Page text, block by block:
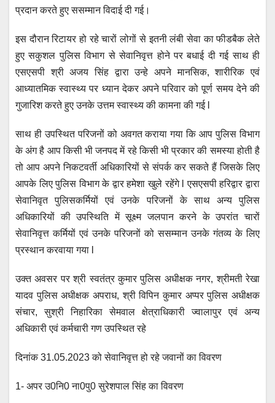
प्रदान करते हुए ससम्मान विदाई दी गई।
इस दौरान रिटायर हो रहे चारों लोगों से इतनी लंबी सेवा का फीडबैक लेते
हुए सकुशल पुलिस विभाग से सेवानिवृत्त होने पर बधाई दी गई साथ ही
एसएसपी श्री अजय सिंह द्वारा उन्हे अपने मानसिक, शारीरिक एवं
आध्यातमिक स्वास्थ्य पर ध्यान देकर अपने परिवार को पूर्ण समय देने की
गुजारिश करते हुए उनके उत्तम स्वास्थ्य की कामना की गई l
साथ ही उपस्थित परिजनों को अवगत कराया गया कि आप पुलिस विभाग
के अंग है आप किसी भी जनपद में रहे किसी भी प्रकार की समस्या होती है
तो आप अपने निकटवर्ती अधिकारियों से संपर्क कर सकते हैं जिसके लिए
आपके लिए पुलिस विभाग के द्वार हमेशा खुले रहेंगे l एसएसपी हरिद्वार द्वारा
सेवानिवृत पुलिसकर्मियों एवं उनके परिजनों के साथ अन्य पुलिस
अधिकारियों की उपस्थिति में सूक्ष्म जलपान करने के उपरांत चारों
सेवानिवृत्त कर्मियों एवं उनके परिजनों को ससम्मान उनके गंतव्य के लिए
प्रस्थान करवाया गया l
उक्त अवसर पर श्री स्वतंत्र कुमार पुलिस अधीक्षक नगर, श्रीमती रेखा
यादव पुलिस अधीक्षक अपराध, श्री विपिन कुमार अप्पर पुलिस अधीक्षक
संचार, सुश्री निहारिका सेमवाल क्षेत्राधिकारी ज्वालापुर एवं अन्य
अधिकारी एवं कर्मचारी गण उपस्थित रहे
दिनांक 31.05.2023 को सेवानिवृत्त हो रहे जवानों का विवरण
1- अपर उ0नि0 ना0पु0 सुरेशपाल सिंह का विवरण